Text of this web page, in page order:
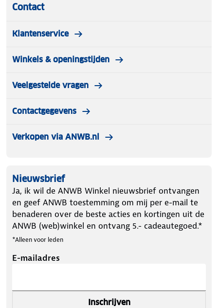
Contact
Klantenservice
Winkels & openingstijden
Veelgestelde vragen
Contactgegevens
Verkopen via ANWB.nl
Nieuwsbrief
Ja, ik wil de ANWB Winkel nieuwsbrief ontvangen
en geef ANWB toestemming om mij per e-mail te
benaderen over de beste acties en kortingen uit de
ANWB (web)winkel en ontvang 5.- cadeautegoed.*
*Alleen voor leden
E-mailadres
Inschrijven